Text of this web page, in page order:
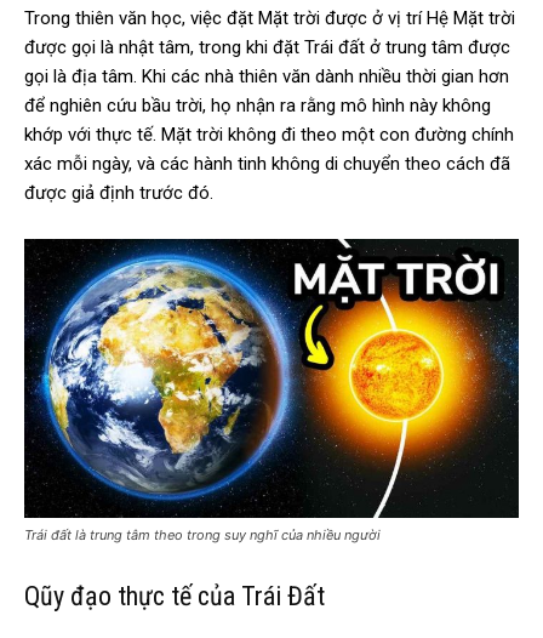
Trong thiên văn học, việc đặt Mặt trời được ở vị trí Hệ Mặt trời
được gọi là nhật tâm, trong khi đặt Trái đất ở trung tâm được
gọi là địa tâm. Khi các nhà thiên văn dành nhiều thời gian hơn
để nghiên cứu bầu trời, họ nhận ra rằng mô hình này không
khớp với thực tế. Mặt trời không đi theo một con đường chính
xác mỗi ngày, và các hành tinh không di chuyển theo cách đã
được giả định trước đó.
Trái đất là trung tâm theo trong suy nghĩ của nhiều người
Qũy đạo thực tế của Trái Đất